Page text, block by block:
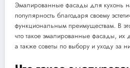
Эмалированные фасады для кухонь
популярность благодаря своему
функциональным преимуществам. В
что такое эмалированные фасады, их
а также советы по выбору и уходу за